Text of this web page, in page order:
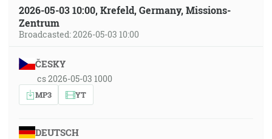
2026-05-03 10:00, Krefeld, Germany, Missions-
Zentrum
Broadcasted: 2026-05-03 10:00
ČESKY
cs 2026-05-03 1000
MP3 YT
DEUTSCH